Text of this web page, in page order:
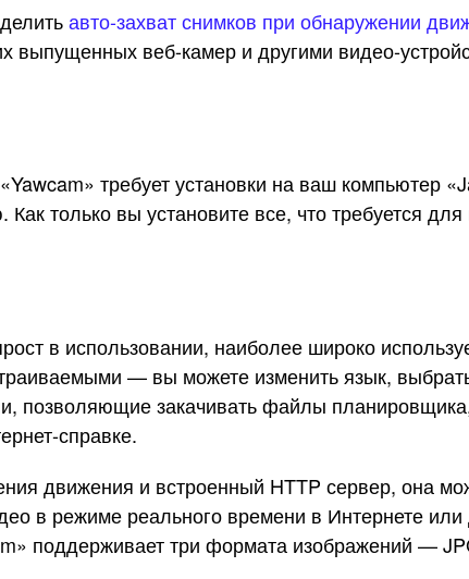
авто-захват снимков при обнаружении
веб-камер и другими видео-
требует установки на ваш компьютер
только вы установите все, что требуется
в использовании, наиболее широко
— вы можете изменить язык,
позволяющие закачивать файлы
справке.
движения и встроенный HTTP сервер, она
в режиме реального времени в Интернете
поддерживает три формата изображений —